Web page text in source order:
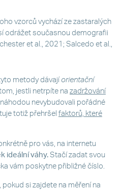
vzorců vychází ze zastaralých
odrážet současnou demografii
et al., 2021; Salcedo et al.,
metody dávají orientační
jestli netrpíte na zadržování
nevybudovali pořádné
totiž přehršel faktorů, které
pro vás, na internetu
ideální váhy. Stačí zadat svou
vám poskytne přibližné číslo.
si zajdete na měření na